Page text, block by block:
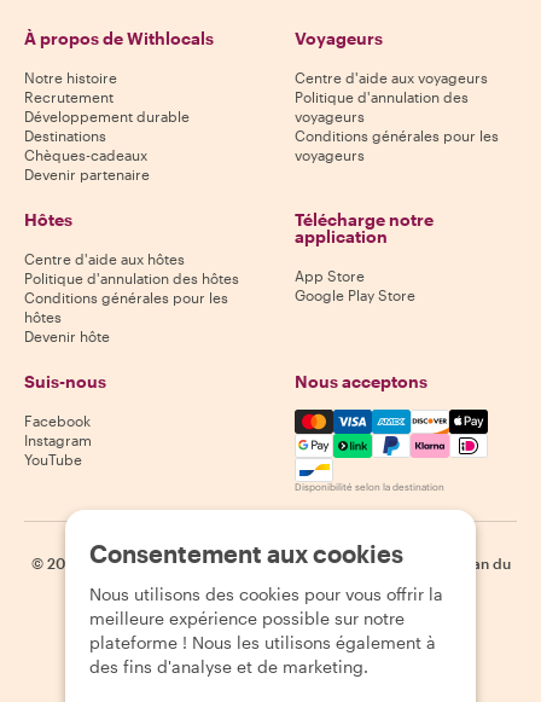
À propos de Withlocals
Notre histoire
Recrutement
Développement durable
Destinations
Chèques-cadeaux
Devenir partenaire
Voyageurs
Centre d'aide aux voyageurs
Politique d'annulation des
voyageurs
Conditions générales pour les
voyageurs
Hôtes
Centre d'aide aux hôtes
Politique d'annulation des hôtes
Conditions générales pour les
hôtes
Devenir hôte
Télécharge notre
application
App Store
Google Play Store
Suis-nous
Facebook
Instagram
YouTube
Nous acceptons
Mastercard, Visa, Amex,
Disponibilité selon la destination
© 2026 Withlocals.com | Politique de confidentialité | Cookies
Plan du
site
Consentement aux cookies
Nous utilisons des cookies pour vous offrir la
meilleure expérience possible sur notre
plateforme ! Nous les utilisons également à
des fins d'analyse et de marketing.